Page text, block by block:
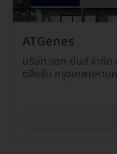
ATGenes
บริษัท แอท-ยีนส์ จำกัด
ตลิ่งชัน กรุงเทพมหาน